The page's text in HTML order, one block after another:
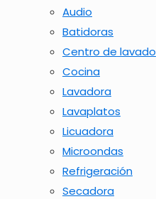
Audio
Batidoras
Centro de lavado
Cocina
Lavadora
Lavaplatos
Licuadora
Microondas
Refrigeración
Secadora